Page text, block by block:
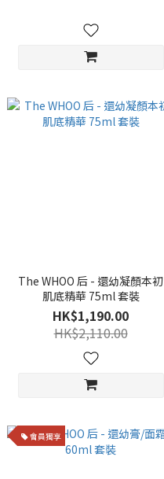
The WHOO 后 - 還幼凝顏本初
肌底精華 75ml 套裝
HK$1,190.00
HK$2,110.00
會員獨享